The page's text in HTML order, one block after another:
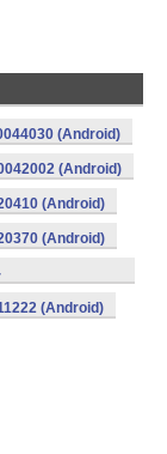
(Android)
(Android)
(Android)
(Android)
(Android)